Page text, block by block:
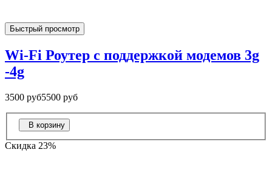
Быстрый просмотр
Wi-Fi Роутер с поддержкой модемов 3g
-4g
3500 руб5500 руб
В корзину
Скидка 23%